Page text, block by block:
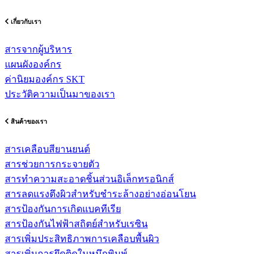
เกี่ยวกับเรา
สารจากผู้บริหาร
แผนผังองค์กร
ค่านิยมองค์กร SKT
ประวัติความเป็นมาของเรา
สินค้าของเรา
สารเคลือบสียานยนต์
สารช่วยการกระจายตัว
สารทำความสะอาดชิ้นส่วนอิเล็กทรอนิกส์
สารลดแรงตึงผิวสำหรับชำระล้างอย่างอ่อนโยน
สารป้องกันการเกิดแบคทีเรีย
สารป้องกันไฟฟ้าสถิตย์สำหรับเรซิน
สารเพิ่มประสิทธิภาพการเคลือบพื้นผิว